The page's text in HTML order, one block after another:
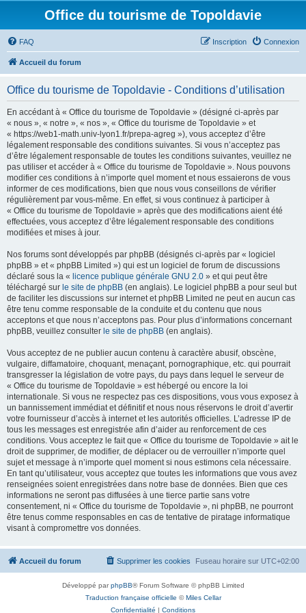
Office du tourisme de Topoldavie
FAQ Connexion
Inscription
Accueil du forum
Office du tourisme de Topoldavie - Conditions d’utilisation
En accédant à « Office du tourisme de Topoldavie » (désigné ci-après par
« nous », « notre », « nos », « Office du tourisme de Topoldavie » et
« https://web1-math.univ-lyon1.fr/prepa-agreg »), vous acceptez d’être
légalement responsable des conditions suivantes. Si vous n’acceptez pas
d’être légalement responsable de toutes les conditions suivantes, veuillez ne
pas utiliser et accéder à « Office du tourisme de Topoldavie ». Nous pouvons
modifier ces conditions à n’importe quel moment et nous essaierons de vous
informer de ces modifications, bien que nous vous conseillons de vérifier
régulièrement par vous-même. En effet, si vous continuez à participer à
« Office du tourisme de Topoldavie » après que des modifications aient été
effectuées, vous acceptez d’être légalement responsable des conditions
modifiées et mises à jour.
Nos forums sont développés par phpBB (désignés ci-après par « logiciel
phpBB » et « phpBB Limited ») qui est un logiciel de forum de discussions
déclaré sous la « licence publique générale GNU 2.0 » et qui peut être
téléchargé sur le site de phpBB (en anglais). Le logiciel phpBB a pour seul but
de faciliter les discussions sur internet et phpBB Limited ne peut en aucun cas
être tenu comme responsable de la conduite et du contenu que nous
acceptons et que nous n’acceptons pas. Pour plus d’informations concernant
phpBB, veuillez consulter le site de phpBB (en anglais).
Vous acceptez de ne publier aucun contenu à caractère abusif, obscène,
vulgaire, diffamatoire, choquant, menaçant, pornographique, etc. qui pourrait
transgresser la législation de votre pays, du pays dans lequel le serveur de
« Office du tourisme de Topoldavie » est hébergé ou encore la loi
internationale. Si vous ne respectez pas ces dispositions, vous vous exposez à
un bannissement immédiat et définitif et nous nous réservons le droit d’avertir
votre fournisseur d’accès à internet et les autorités officielles. L’adresse IP de
tous les messages est enregistrée afin d’aider au renforcement de ces
conditions. Vous acceptez le fait que « Office du tourisme de Topoldavie » ait le
droit de supprimer, de modifier, de déplacer ou de verrouiller n’importe quel
sujet et message à n’importe quel moment si nous estimons cela nécessaire.
En tant qu’utilisateur, vous acceptez que toutes les informations que vous avez
renseignées soient enregistrées dans notre base de données. Bien que ces
informations ne seront pas diffusées à une tierce partie sans votre
consentement, ni « Office du tourisme de Topoldavie », ni phpBB, ne pourront
être tenus comme responsables en cas de tentative de piratage informatique
visant à compromettre vos données.
Accueil du forum Fuseau horaire sur UTC+02:00
Supprimer les cookies
Développé parphpBB® Forum Software © phpBB Limited
Traduction française officielle ©Miles Cellar
Confidentialité | Conditions